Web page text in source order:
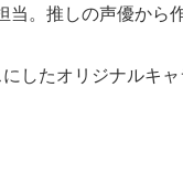
当。推しの声優から
したオリジナルキ